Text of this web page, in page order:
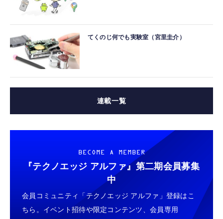
てくのじ何でも実験室（宮里圭介）
連載一覧
BECOME A MEMBER
『テクノエッジ アルファ』 第二期会員募集
中
会員コミュニティ「テクノエッジ アルファ」登録はこ
ちら。イベント招待や限定コンテンツ、会員専用